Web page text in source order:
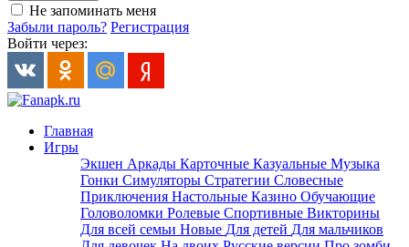
Не запоминать меня
Забыли пароль? Регистрация
Войти через:
Главная
Игры
Экшен Аркады Карточные Казуальные Музыка
Гонки Симуляторы Стратегии Словесные
Приключения Настольные Казино Обучающие
Головоломки Ролевые Спортивные Викторины
Для всей семьи Новые Для детей Для мальчиков